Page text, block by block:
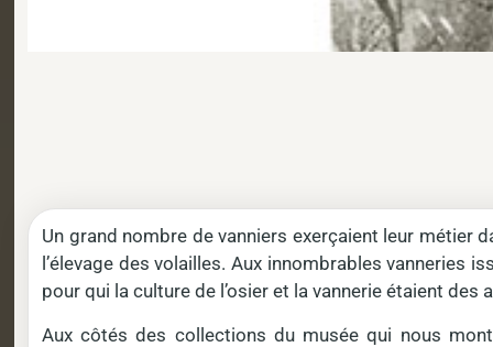
Un grand nombre de vanniers exerçaient leur métier
l’élevage des volailles. Aux innombrables vanneries
pour qui la culture de l’osier et la vannerie étaient des
Aux côtés des collections du musée qui nous